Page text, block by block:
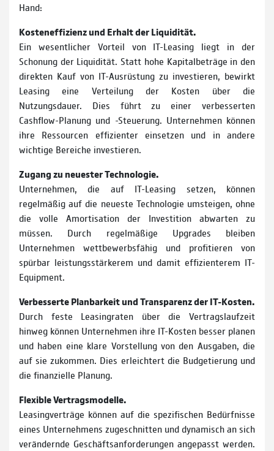
Hand:
Kosteneffizienz und Erhalt der Liquidität.
Ein wesentlicher Vorteil von IT-Leasing liegt in der
Schonung der Liquidität. Statt hohe Kapitalbeträge in den
direkten Kauf von IT-Ausrüstung zu investieren, bewirkt
Leasing eine Verteilung der Kosten über die
Nutzungsdauer. Dies führt zu einer verbesserten
Cashflow-Planung und -Steuerung. Unternehmen können
ihre Ressourcen effizienter einsetzen und in andere
wichtige Bereiche investieren.
Zugang zu neuester Technologie.
Unternehmen, die auf IT-Leasing setzen, können
regelmäßig auf die neueste Technologie umsteigen, ohne
die volle Amortisation der Investition abwarten zu
müssen. Durch regelmäßige Upgrades bleiben
Unternehmen wettbewerbsfähig und profitieren von
spürbar leistungsstärkerem und damit effizienterem IT-
Equipment.
Verbesserte Planbarkeit und Transparenz der IT-Kosten.
Durch feste Leasingraten über die Vertragslaufzeit
hinweg können Unternehmen ihre IT-Kosten besser planen
und haben eine klare Vorstellung von den Ausgaben, die
auf sie zukommen. Dies erleichtert die Budgetierung und
die finanzielle Planung.
Flexible Vertragsmodelle.
Leasingverträge können auf die spezifischen Bedürfnisse
eines Unternehmens zugeschnitten und dynamisch an sich
verändernde Geschäftsanforderungen angepasst werden.